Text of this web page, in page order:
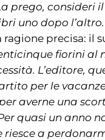
prego, consideri
uno dopo
ragione precisa: il
fiorini al
L’editore,
per le
averne una
quasi un anno
riesce a